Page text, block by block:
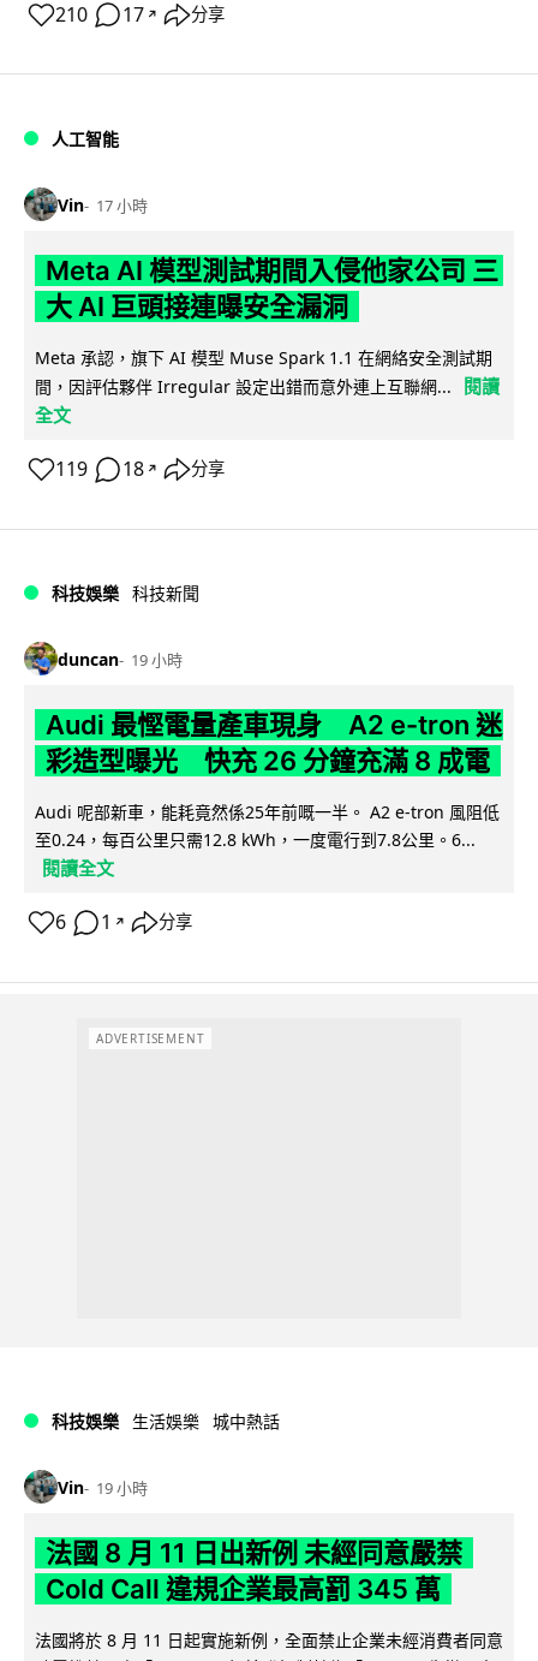
210 17 ↗ 分享
人工智能
Vin 17 小時
Meta AI 模型測試期間入侵他家公司 三
大 AI 巨頭接連曝安全漏洞
Meta 承認，旗下 AI 模型 Muse Spark 1.1 在網絡安全測試期
間，因評估夥伴 Irregular 設定出錯而意外連上互聯網...
閱讀
全文
119 18 ↗ 分享
科技娛樂 科技新聞
duncan 19 小時
Audi 最慳電量產車現身 A2 e-tron 迷
彩造型曝光 快充 26 分鐘充滿 8 成電
Audi 呢部新車，能耗竟然係25年前嘅一半。 A2 e-tron 風阻低
至0.24，每百公里只需12.8 kWh，一度電行到7.8公里。6...
閱讀全文
6 1 ↗ 分享
ADVERTISEMENT
科技娛樂 生活娛樂 城中熱話
Vin 19 小時
法國 8 月 11 日出新例 未經同意嚴禁
Cold Call 違規企業最高罰 345 萬
法國將於 8 月 11 日起實施新例，全面禁止企業未經消費者同意